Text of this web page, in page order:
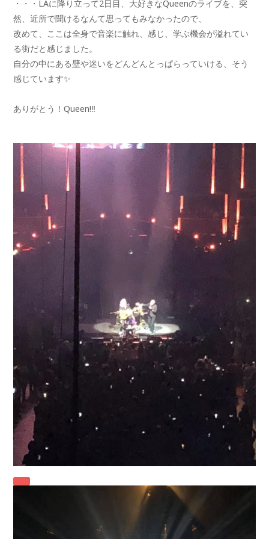
・・・LAに降り立って2日目、大好きなQueenのライブを、突
然、近所で聞けるなんて思ってもみなかったので、
改めて、ここは全身で音楽に触れ、感じ、学ぶ機会が溢れてい
る街だと感じました。
自分の中にある壁や迷いをどんどんとっぱらっていける、そう
感じています✨
ありがとう！Queen!‼️